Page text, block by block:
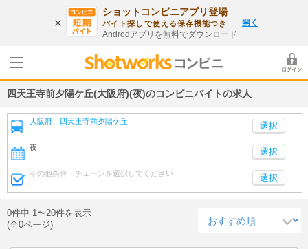
ショットコンビニアプリ登場
バイト探しで使える保存機能つき
Androdアプリを無料でダウンロード
開く
四天王寺前夕陽ケ丘(大阪府)(夜)のコンビニバイトの求人
大阪府、四天王寺前夕陽ケ丘
夜 選択
その他条件・チェーンを選択してください 選択
0件中 1〜20件を表示
(全0ページ)